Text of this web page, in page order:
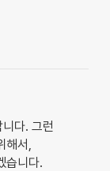
다. 그런
서,
습니다.